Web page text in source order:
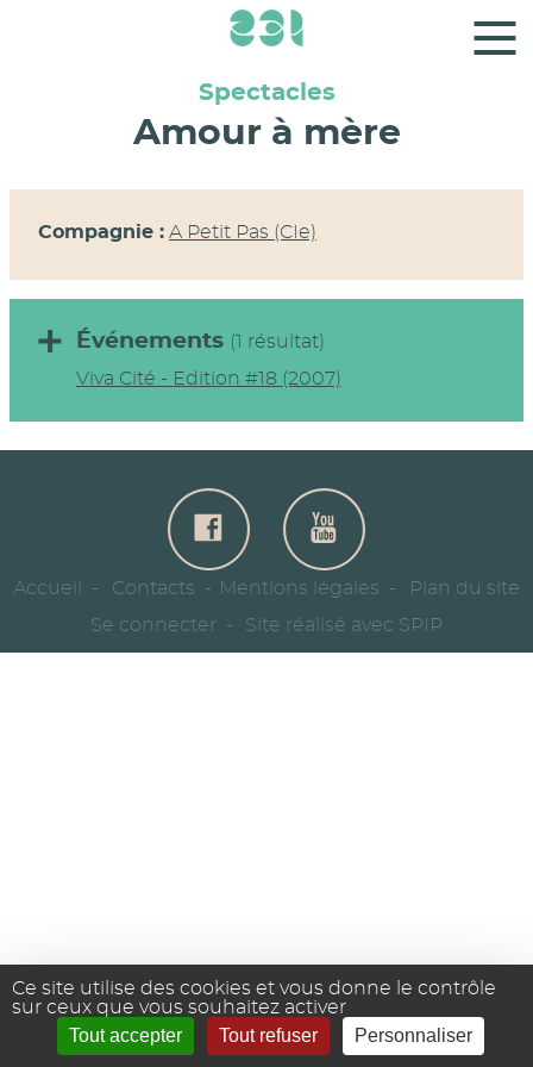
Panneau de gestion des cookies
Ce site utilise des cookies et vous donne le contrôle
sur ceux que vous souhaitez activer
Tout accepter Tout refuser Personnaliser
Spectacles
Amour à mère
Compagnie : A Petit Pas (CIe)
Événements (1 résultat)
Viva Cité - Edition #18 (2007)
Accueil Contacts Mentions légales
Plan du site
Se connecter
Site réalisé avec SPIP